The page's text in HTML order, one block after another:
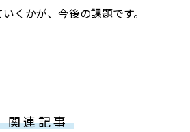
くかが、今後の課題です。
関 連 記 事